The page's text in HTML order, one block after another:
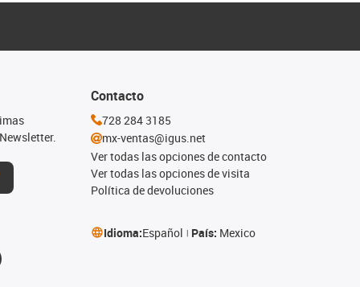
Contacto
728 284 3185
mx-ventas@igus.net
Ver todas las opciones de contacto
Ver todas las opciones de visita
Política de devoluciones
Idioma:Español País: Mexico